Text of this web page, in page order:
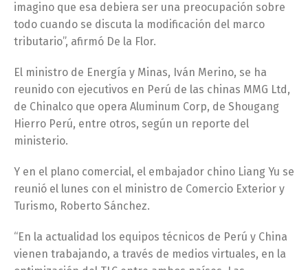
imagino que esa debiera ser una preocupación sobre
todo cuando se discuta la modificación del marco
tributario”, afirmó De la Flor.
El ministro de Energía y Minas, Iván Merino, se ha
reunido con ejecutivos en Perú de las chinas MMG Ltd,
de Chinalco que opera Aluminum Corp, de Shougang
Hierro Perú, entre otros, según un reporte del
ministerio.
Y en el plano comercial, el embajador chino Liang Yu se
reunió el lunes con el ministro de Comercio Exterior y
Turismo, Roberto Sánchez.
“En la actualidad los equipos técnicos de Perú y China
vienen trabajando, a través de medios virtuales, en la